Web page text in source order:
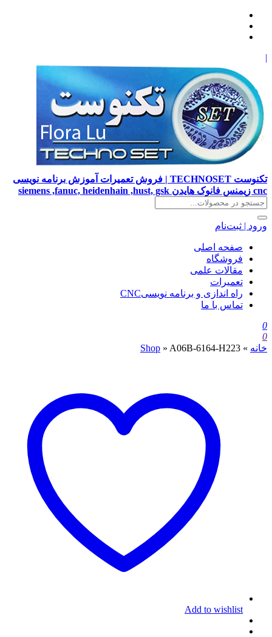
|
تکنوست TECHNOSET | فروش تعمیرات آموزش برنامه نویسی
cnc زیمنس فانوک هایدن siemens ,fanuc, heidenhain ,hust, gsk
ورود | ثبت‌نام
صفحه اصلی
فروشگاه
مقالات علمی
تعمیرات
راه اندازی و برنامه نویسیCNC
تماس با ما
0
0
خانه »
Shop » A06B-6164-H223
Add to wishlist